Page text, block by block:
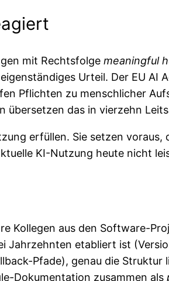
mit Rechtsfolge meaningful
Urteil. Der EU
Pflichten zu menschlicher
das in vierzehn
erfüllen. Sie setzen
KI-Nutzung heute nicht
Kollegen aus den Software-
Jahrzehnten etabliert ist
Pfade), genau die
Dokumentation zusammen als